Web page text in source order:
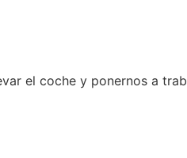
el coche y ponernos a